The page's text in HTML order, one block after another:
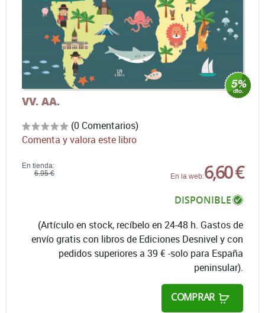
VV. AA.
(0 Comentarios)
Comenta y valora este libro
En tienda:
6,95 €
En la web:6,60 €
DISPONIBLE
(Artículo en stock, recíbelo en 24-48 h. Gastos de
envío gratis con libros de Ediciones Desnivel y con
pedidos superiores a 39 € -solo para España
peninsular).
COMPRAR